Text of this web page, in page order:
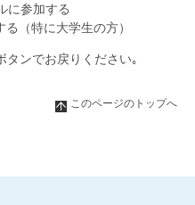
に参加する
（特に大学生の方）
タンでお戻りください｡
このページのトップへ